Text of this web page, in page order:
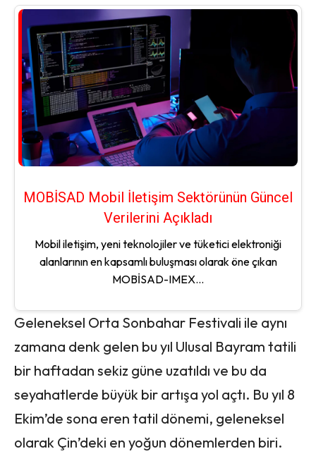
MOBİSAD Mobil İletişim Sektörünün Güncel
Verilerini Açıkladı
Mobil iletişim, yeni teknolojiler ve tüketici elektroniği
alanlarının en kapsamlı buluşması olarak öne çıkan
MOBİSAD-IMEX...
Geleneksel Orta Sonbahar Festivali ile aynı
zamana denk gelen bu yıl Ulusal Bayram tatili
bir haftadan sekiz güne uzatıldı ve bu da
seyahatlerde büyük bir artışa yol açtı. Bu yıl 8
Ekim’de sona eren tatil dönemi, geleneksel
olarak Çin’deki en yoğun dönemlerden biri.